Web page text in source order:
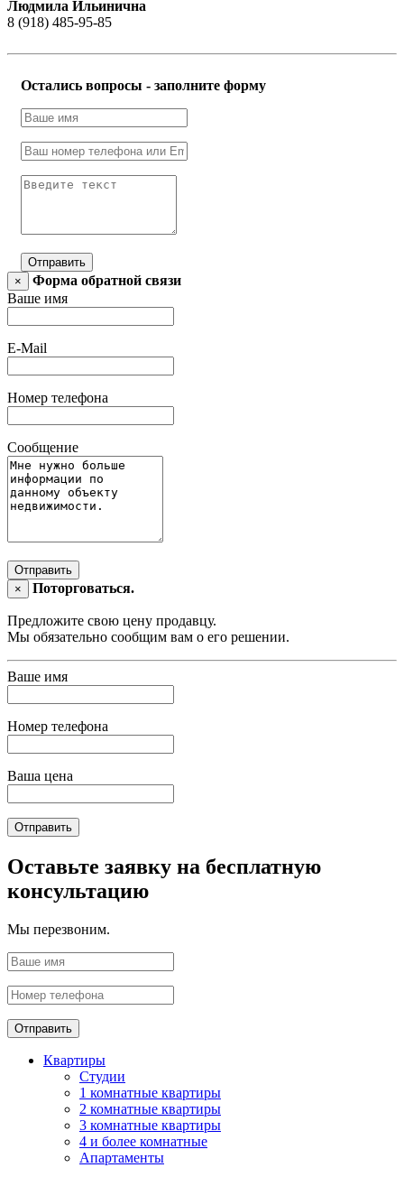
Людмила Ильинична
8 (918) 485-95-85
Остались вопросы - заполните форму
Отправить
×
Форма обратной связи
Ваше имя
E-Mail
Номер телефона
Сообщение
Отправить
×
Поторговаться.
Предложите свою цену продавцу.
Мы обязательно сообщим вам о его решении.
Ваше имя
Номер телефона
Ваша цена
Отправить
Оставьте заявку на бесплатную
консультацию
Мы перезвоним.
Отправить
Квартиры
Студии
1 комнатные квартиры
2 комнатные квартиры
3 комнатные квартиры
4 и более комнатные
Апартаменты